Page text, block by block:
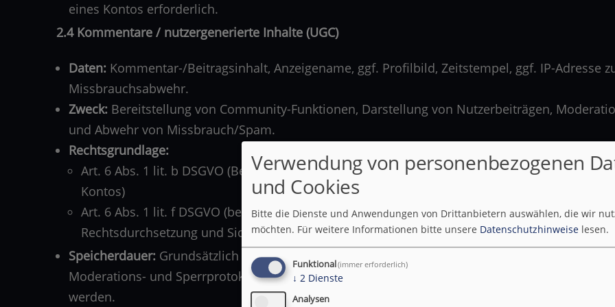
eines Kontos erforderlich.
2.4 Kommentare / nutzergenerierte Inhalte (UGC)
Daten: Kommentar-/Beitragsinhalt, Anzeigename, ggf. Profilbild, Zeitstempel, ggf. IP-Adresse
Missbrauchsabwehr.
Zweck: Bereitstellung von Community-Funktionen, Darstellung von Nutzerbeiträgen,
und Abwehr von Missbrauch/Spam.
Rechtsgrundlage:
Art. 6 Abs. 1 lit. b DSGVO (Bereitstellung der Kommentarfunktion im Rahmen der Nutzung
Kontos)
Art. 6 Abs. 1 lit. f DSGVO (berechtigtes Interesse an Missbrauchsverhinderung,
Rechtsdurchsetzung und Sicherung der Kommunikationsplattform).
Speicherdauer: Grundsätzlich bis zur Löschung des Beitrags oder des Nutzerkontos;
Moderations- und Sperrprotokolle können darüber hinaus nach Erforderlichkeit gespeichert
werden.
Verwendung von personenbezogenen
und Cookies
Bitte die Dienste und Anwendungen von Drittanbietern auswählen, die wir
möchten. Für weitere Informationen bitte unsere Datenschutzhinweise lesen.
Funktional(immer erforderlich)
↓ 2 Dienste
Analysen